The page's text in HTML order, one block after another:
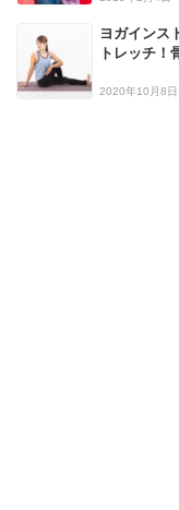
ヨガインス
トレッチ
2020年10月8日